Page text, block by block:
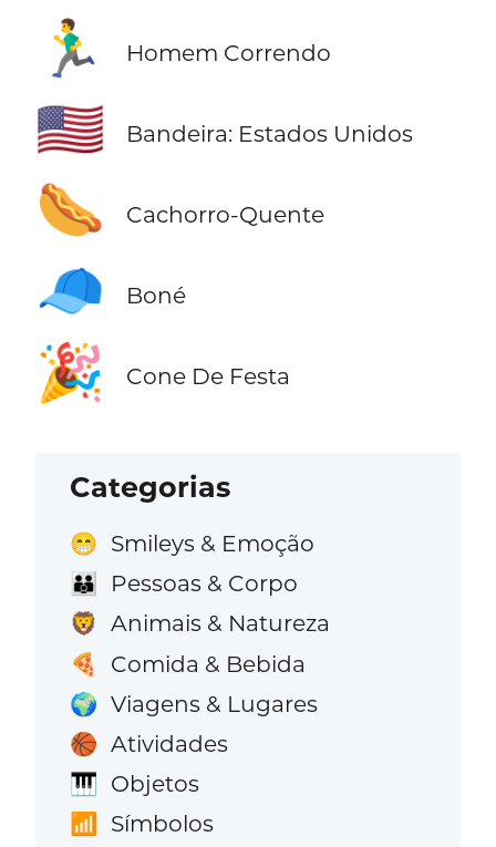
🏃‍♂️ Homem Correndo
🇺🇸 Bandeira: Estados Unidos
🌭 Cachorro-Quente
🧢 Boné
🎉 Cone De Festa
Categorias
😁 Smileys & Emoção
👪 Pessoas & Corpo
🦁 Animais & Natureza
🍕 Comida & Bebida
🌍 Viagens & Lugares
🏀 Atividades
🎹 Objetos
📶 Símbolos